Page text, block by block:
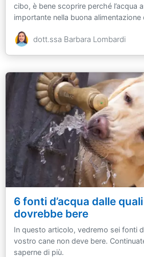
cibo, è bene scoprire perché l’acqua
importante nella buona alimentazione
dott.ssa Barbara Lombardi
6 fonti d’acqua dalle
dovrebbe bere
In questo articolo, vedremo sei fonti
vostro cane non deve bere.
saperne di più.